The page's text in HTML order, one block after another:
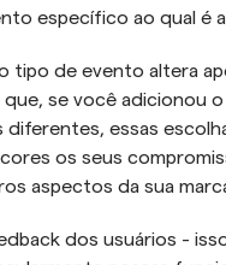
específico ao qual é
tipo de evento altera
que, se você
diferentes, essas
os seus
aspectos da sua
dos usuários -